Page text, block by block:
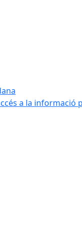
a la informació